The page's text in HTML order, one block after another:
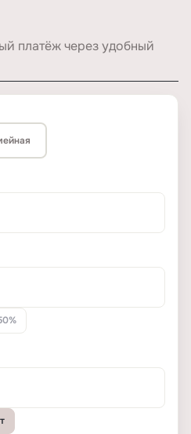
платёж через удобный